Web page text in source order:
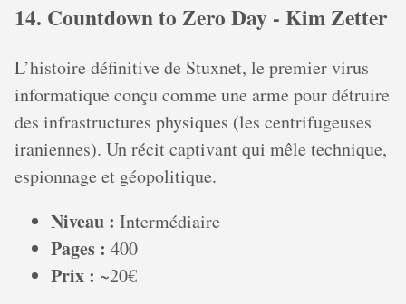
14. Countdown to Zero Day - Kim Zetter
L’histoire définitive de Stuxnet, le premier virus
informatique conçu comme une arme pour détruire
des infrastructures physiques (les centrifugeuses
iraniennes). Un récit captivant qui mêle technique,
espionnage et géopolitique.
Niveau : Intermédiaire
Pages : 400
Prix : ~20€